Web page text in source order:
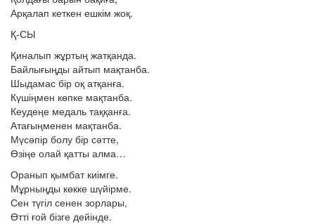
Арқалап кеткен ешкім жоқ.
Қ-СЫ
Қиналып жұртың жатқанда.
Байлығыңды айтып мақтанба.
Шыдамас бір оқ атқанға.
Күшіңмен көпке мақтанба.
Кеудеңе медаль таққанға.
Атағыңменен мақтанба.
Мүсәпір болу бір сәтте,
Өзіңе олай қатты алма…
Оранып қымбат киімге.
Мұрныңды көкке шүйірме.
Сен түгіл сенен зорлары,
Өтті ғой бізге дейінде.